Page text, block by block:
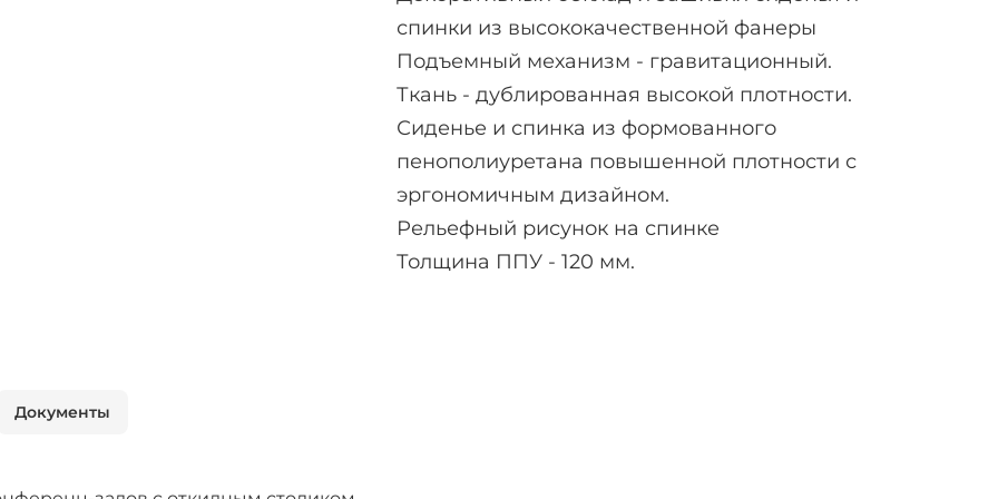
спинки из высококачественной фанеры
Подъемный механизм - гравитационный.
Ткань - дублированная высокой плотности.
Сиденье и спинка из формованного
пенополиуретана повышенной плотности с
эргономичным дизайном.
Рельефный рисунок на спинке
Толщина ППУ - 120 мм.
Документы